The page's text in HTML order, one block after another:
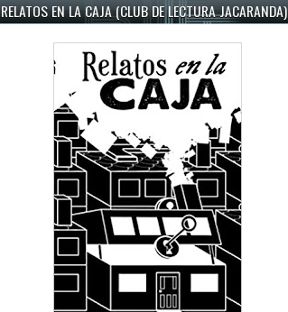
RELATOS EN LA CAJA (CLUB DE LECTURA JACARANDA)